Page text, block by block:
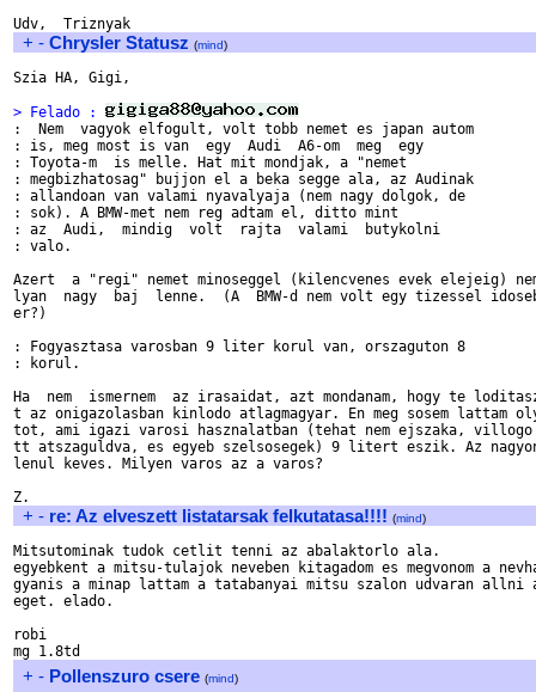
+ - Chrysler Statusz (mind)
Szia HA, Gigi,
> Felado :
:  Nem  vagyok elfogult, volt tobb nemet es japan autom
: is, meg most is van  egy  Audi  A6-om  meg  egy
: Toyota-m  is melle. Hat mit mondjak, a "nemet
: megbizhatosag" bujjon el a beka segge ala, az Audinak
: allandoan van valami nyavalyaja (nem nagy dolgok, de
: sok). A BMW-met nem reg adtam el, ditto mint
: az  Audi,  mindig  volt  rajta  valami  butykolni
: valo.
Azert  a "regi" nemet minoseggel (kilencvenes evek elejeig)
lyan  nagy  baj  lenne.  (A  BMW-d nem volt egy tizessel
er?)
: Fogyasztasa varosban 9 liter korul van, orszaguton 8
: korul.
Ha  nem  ismernem  az irasaidat, azt mondanam, hogy te
t az onigazolasban kinlodo atlagmagyar. En meg sosem lattam
tot, ami igazi varosi hasznalatban (tehat nem ejszaka, villogo
tt atszaguldva, es egyeb szelsosegek) 9 litert eszik. Az
lenul keves. Milyen varos az a varos?
+ - re: Az elveszett listatarsak felkutatasa!!!! (mind)
Mitsutominak tudok cetlit tenni az abalaktorlo ala.
egyebkent a mitsu-tulajok neveben kitagadom es megvonom a
gyanis a minap lattam a tatabanyai mitsu szalon udvaran allni
eget. elado.
robi
+ - Pollenszuro csere (mind)